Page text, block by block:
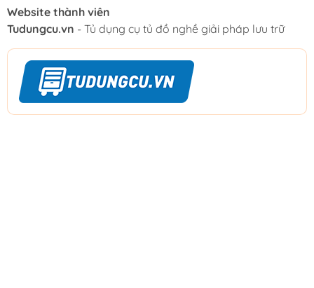
Website thành viên
Tudungcu.vn - Tủ dụng cụ tủ đồ nghề giải pháp lưu trữ